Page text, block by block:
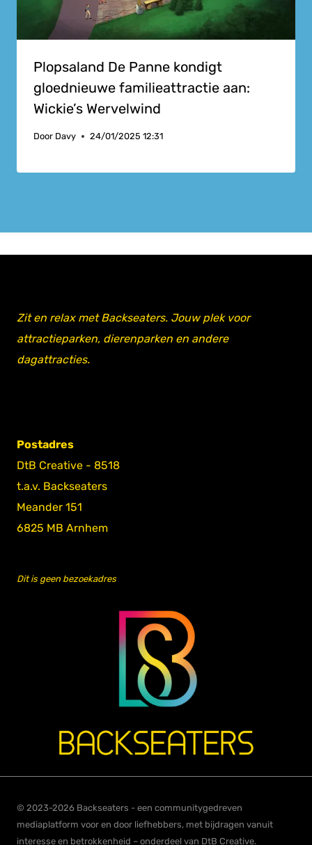
Plopsaland De Panne kondigt
gloednieuwe familieattractie aan:
Wickie’s Wervelwind
Door Davy 24/01/2025 12:31
Zit en relax met Backseaters. Jouw plek voor
attractieparken, dierenparken en andere
dagattracties.
Postadres
DtB Creative - 8518
t.a.v. Backseaters
Meander 151
6825 MB Arnhem
Dit is geen bezoekadres
© 2023-2026 Backseaters - een communitygedreven
mediaplatform voor en door liefhebbers, met bijdragen vanuit
interesse en betrokkenheid – onderdeel van DtB Creative.